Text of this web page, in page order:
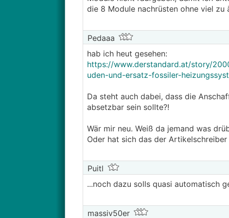
die 8 Module nachrüsten ohne viel zu
Pedaaa
hab ich heut gesehen:
https://www.derstandard.at/story/
uden-und-ersatz-fossiler-
Da steht auch dabei, dass die
absetzbar sein sollte?!
Wär mir neu. Weiß da jemand was
Oder hat sich das der
Puitl
...noch dazu solls quasi automatisch
massiv50er